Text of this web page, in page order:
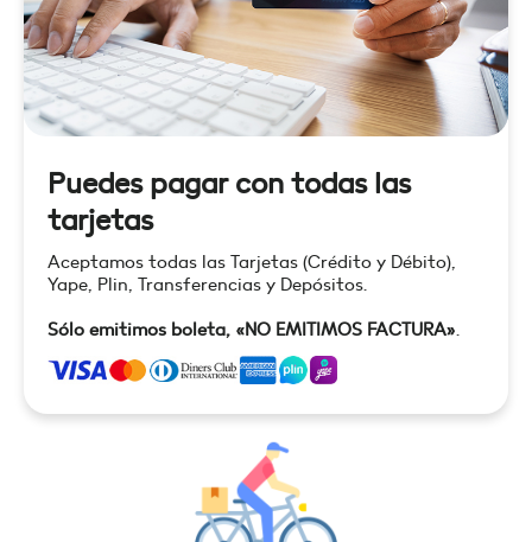
Puedes pagar con todas las
tarjetas
Aceptamos todas las Tarjetas (Crédito y Débito),
Yape, Plin, Transferencias y Depósitos.
Sólo emitimos boleta, «NO EMITIMOS FACTURA».